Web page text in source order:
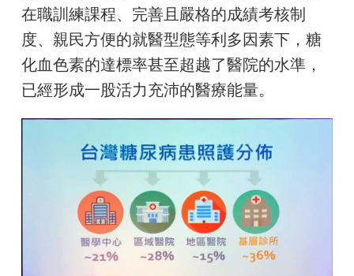
在職訓練課程、完善且嚴格的成績考核制
度、親民方便的就醫型態等利多因素下，糖
化血色素的達標率甚至超越了醫院的水準，
已經形成一股活力充沛的醫療能量。